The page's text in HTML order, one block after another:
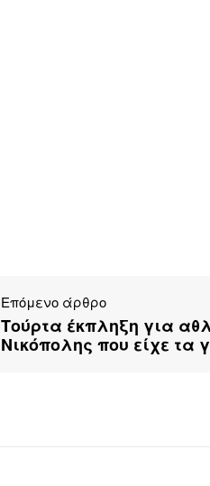
Επόμενο άρθρο
Τούρτα έκπληξη για
Νικόπολης που είχε τα